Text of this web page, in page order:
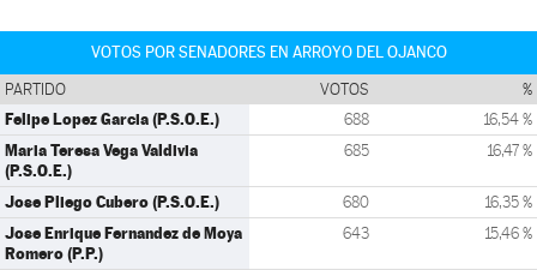
VOTOS POR SENADORES EN ARROYO DEL OJANCO
PARTIDO VOTOS %
Felipe Lopez Garcia (P.S.O.E.) 688 16,54 %
Maria Teresa Vega Valdivia
(P.S.O.E.)
685 16,47 %
Jose Pliego Cubero (P.S.O.E.) 680 16,35 %
Jose Enrique Fernandez de Moya
Romero (P.P.)
643 15,46 %